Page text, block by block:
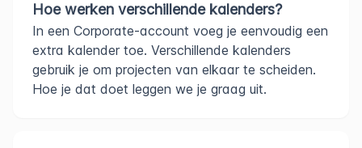
Hoe werken verschillende kalenders?
In een Corporate-account voeg je eenvoudig een
extra kalender toe. Verschillende kalenders
gebruik je om projecten van elkaar te scheiden.
Hoe je dat doet leggen we je graag uit.